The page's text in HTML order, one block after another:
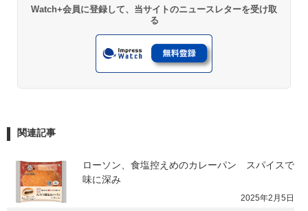
Watch+会員に登録して、当サイトのニュースレターを受け取
る
関連記事
ローソン、食塩控えめのカレーパン　スパイスで
味に深み
2025年2月5日